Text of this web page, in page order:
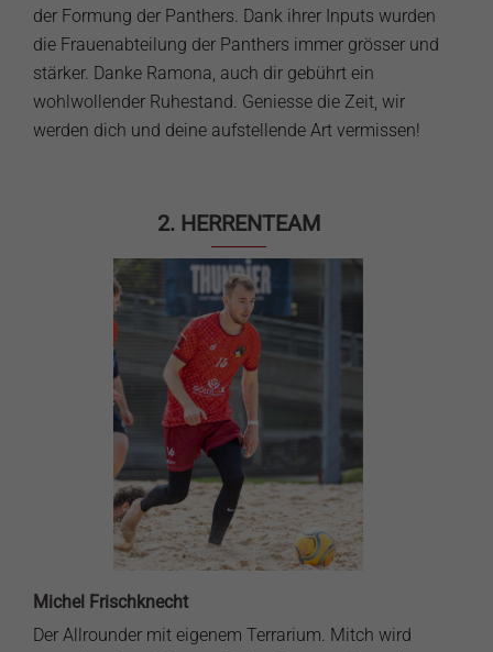
der Formung der Panthers. Dank ihrer Inputs wurden
die Frauenabteilung der Panthers immer grösser und
stärker. Danke Ramona, auch dir gebührt ein
wohlwollender Ruhestand. Geniesse die Zeit, wir
werden dich und deine aufstellende Art vermissen!
2. HERRENTEAM
Michel Frischknecht
Der Allrounder mit eigenem Terrarium. Mitch wird